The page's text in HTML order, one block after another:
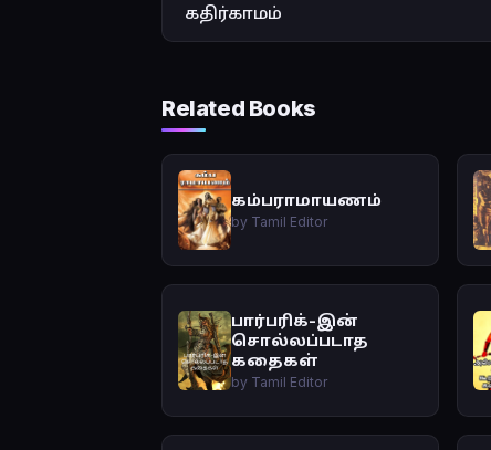
கதிர்காமம்
Related Books
கம்பராமாயணம்
by Tamil Editor
பார்பரிக்-இன்
சொல்லப்படாத
கதைகள்
by Tamil Editor